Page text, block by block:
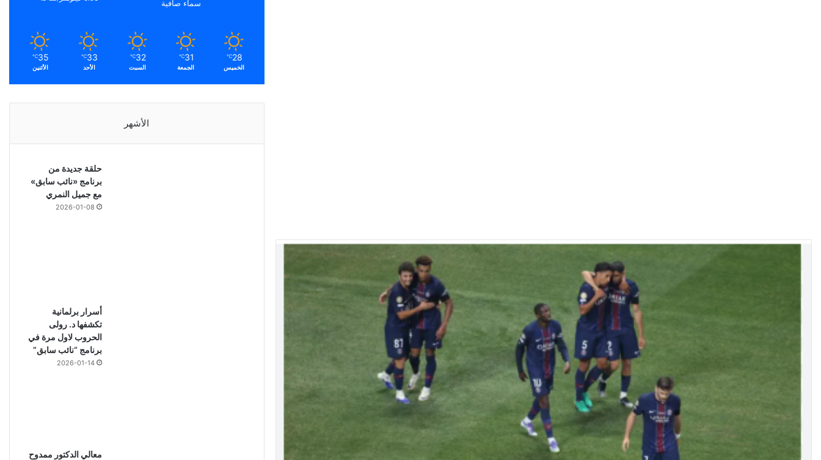
سماء صافية
28
℃
الخميس
31
℃
الجمعة
32
℃
السبت
33
℃
الأحد
35
℃
الأثنين
الأشهر
حلقة جديدة من
برنامج «نائب سابق»
مع جميل النمري
2026-01-08
أسرار برلمانية
تكشفها د. رولى
الحروب لاول مرة في
برنامج “نائب سابق”
2026-01-14
معالي الدكتور ممدوح